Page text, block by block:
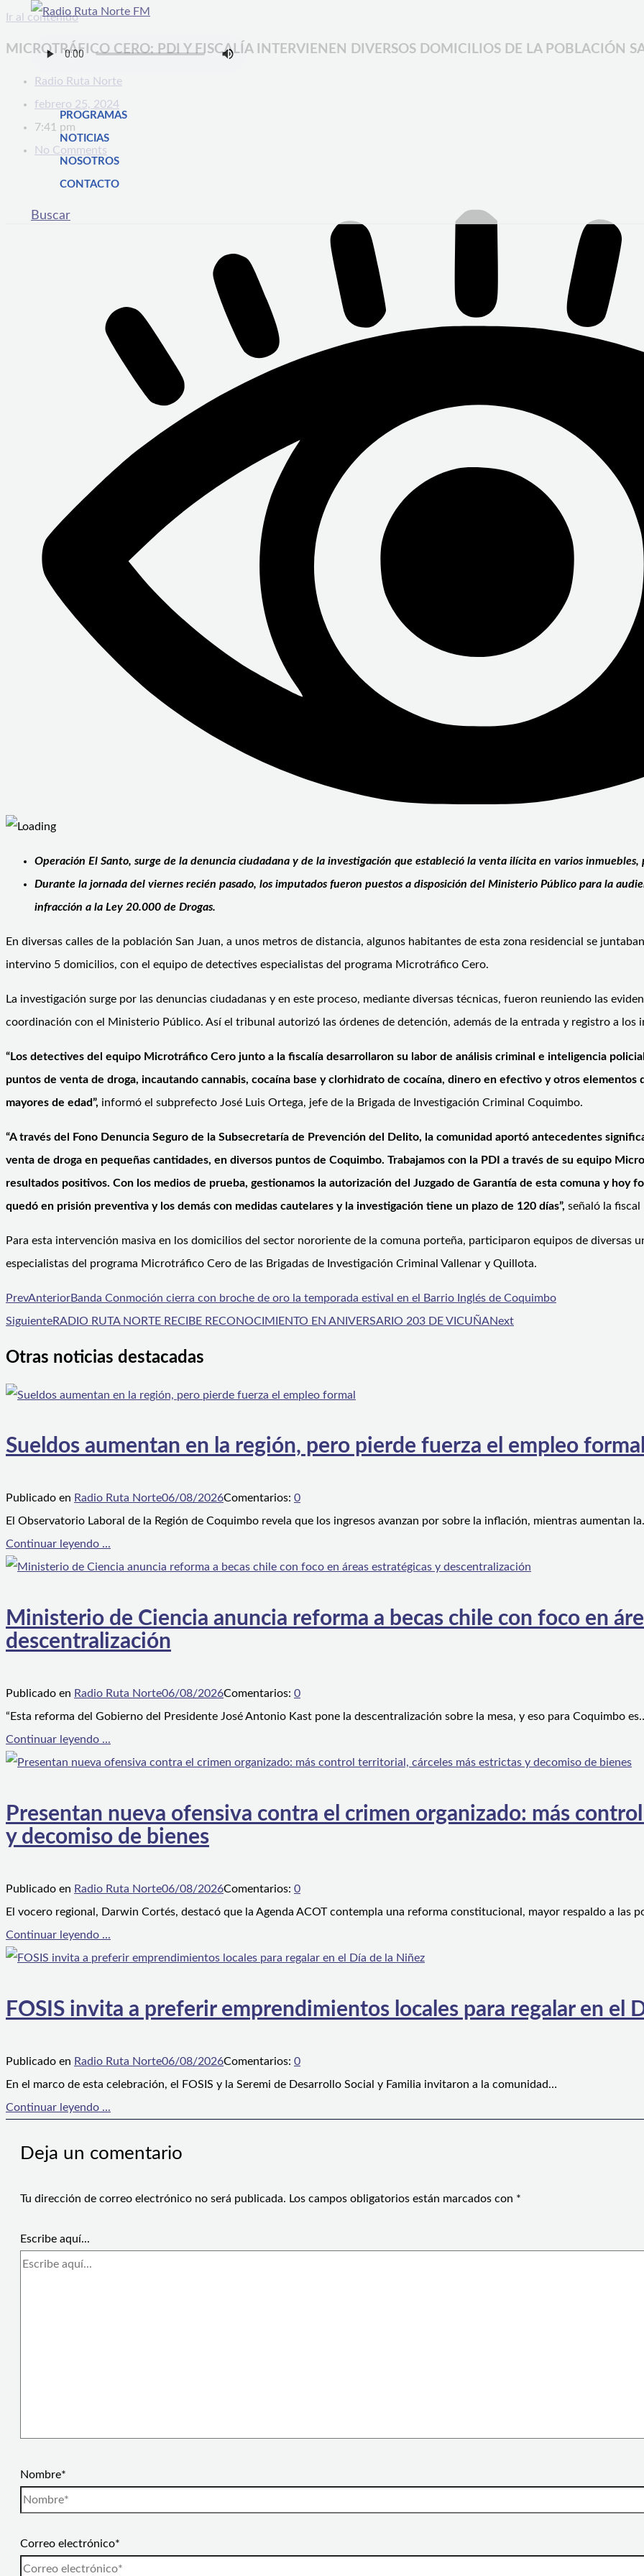
Ir al contenido
PROGRAMAS
NOTICIAS
NOSOTROS
CONTACTO
Buscar
MICROTRÁFICO CERO: PDI Y FISCALÍA INTERVIENEN DIVERSOS DOMICILIOS DE LA POBLACIÓN
Radio Ruta Norte
febrero 25, 2024
7:41 pm
No Comments
Operación El Santo, surge de la denuncia ciudadana y de la investigación que estableció la venta ilícita en varios
Durante la jornada del viernes recién pasado, los imputados fueron puestos a disposición del Ministerio Público para la
infracción a la Ley 20.000 de Drogas.
En diversas calles de la población San Juan, a unos metros de distancia, algunos habitantes de esta zona residencial se
intervino 5 domicilios, con el equipo de detectives especialistas del programa Microtráfico Cero.
La investigación surge por las denuncias ciudadanas y en este proceso, mediante diversas técnicas, fueron reuniendo las
coordinación con el Ministerio Público. Así el tribunal autorizó las órdenes de detención, además de la entrada y registro a los
“Los detectives del equipo Microtráfico Cero junto a la fiscalía desarrollaron su labor de análisis criminal e inteligencia
puntos de venta de droga, incautando cannabis, cocaína base y clorhidrato de cocaína, dinero en efectivo y otros
mayores de edad”, informó el subprefecto José Luis Ortega, jefe de la Brigada de Investigación Criminal Coquimbo.
“A través del Fono Denuncia Seguro de la Subsecretaría de Prevención del Delito, la comunidad aportó antecedentes
venta de droga en pequeñas cantidades, en diversos puntos de Coquimbo. Trabajamos con la PDI a través de su equipo
resultados positivos. Con los medios de prueba, gestionamos la autorización del Juzgado de Garantía de esta comuna y hoy
quedó en prisión preventiva y los demás con medidas cautelares y la investigación tiene un plazo de 120 días”, señaló la
Para esta intervención masiva en los domicilios del sector nororiente de la comuna porteña, participaron equipos de diversas
especialistas del programa Microtráfico Cero de las Brigadas de Investigación Criminal Vallenar y Quillota.
PrevAnteriorBanda Conmoción cierra con broche de oro la temporada estival en el Barrio Inglés de Coquimbo
SiguienteRADIO RUTA NORTE RECIBE RECONOCIMIENTO EN ANIVERSARIO 203 DE VICUÑANext
Otras noticias destacadas
Sueldos aumentan en la región, pero pierde fuerza el empleo
Publicado en Radio Ruta Norte06/08/2026Comentarios: 0
El Observatorio Laboral de la Región de Coquimbo revela que los ingresos avanzan por sobre la inflación, mientras aumentan
Continuar leyendo ...
Ministerio de Ciencia anuncia reforma a becas chile con foco en
descentralización
Publicado en Radio Ruta Norte06/08/2026Comentarios: 0
“Esta reforma del Gobierno del Presidente José Antonio Kast pone la descentralización sobre la mesa, y eso para Coquimbo
Continuar leyendo ...
Presentan nueva ofensiva contra el crimen organizado: más
y decomiso de bienes
Publicado en Radio Ruta Norte06/08/2026Comentarios: 0
El vocero regional, Darwin Cortés, destacó que la Agenda ACOT contempla una reforma constitucional, mayor respaldo a las
Continuar leyendo ...
FOSIS invita a preferir emprendimientos locales para regalar en el
Publicado en Radio Ruta Norte06/08/2026Comentarios: 0
En el marco de esta celebración, el FOSIS y la Seremi de Desarrollo Social y Familia invitaron a la comunidad…
Continuar leyendo ...
Deja un comentario
Tu dirección de correo electrónico no será publicada. Los campos obligatorios están marcados con *
Escribe aquí...
Nombre*
Correo electrónico*